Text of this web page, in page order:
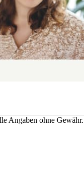
Angaben ohne Gewähr.